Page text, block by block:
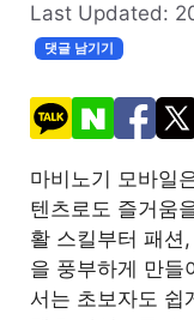
Last Updated:
댓글 남기기
마비노기 모바일
텐츠로도 즐거움
활 스킬부터 패션
을 풍부하게 만들
서는 초보자도 쉽